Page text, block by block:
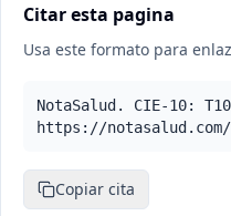
Citar esta pagina
Usa este formato para
NotaSalud. CIE-10:
https://
Copiar cita